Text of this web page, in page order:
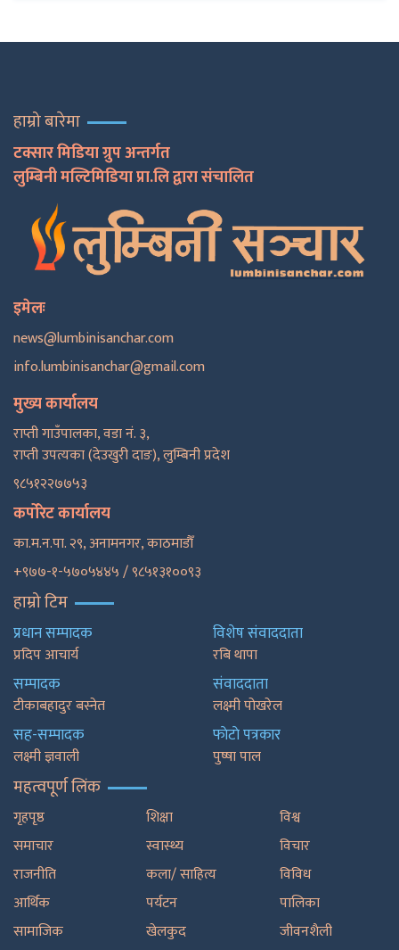
हाम्रो बारेमा
टक्सार मिडिया ग्रुप अन्तर्गत
लुम्बिनी मल्टिमिडिया प्रा.लि द्वारा संचालित
इमेलः
news@lumbinisanchar.com
info.lumbinisanchar@gmail.com
मुख्य कार्यालय
राप्ती गाउँपालका, वडा नं. ३,
राप्ती उपत्यका (देउखुरी दाङ), लुम्बिनी प्रदेश
९८५१२२७७५३
कर्पोरेट कार्यालय
का.म.न.पा. २९, अनामनगर, काठमाडाैँ
+९७७-१-५७०५४४५ / ९८५१३१००९३
हाम्रो टिम
प्रधान सम्पादक
प्रदिप आचार्य
सम्पादक
टीकाबहादुर बस्नेत
सह-सम्पादक
लक्ष्मी ज्ञवाली
विशेष संवाददाता
रबि थापा
संवाददाता
लक्ष्मी पोखरेल
फाेटाे पत्रकार
पुष्षा पाल
महत्वपूर्ण लिंक
गृहपृष्ठ
समाचार
राजनीति
आर्थिक
सामाजिक
शिक्षा
स्वास्थ्य
कला/ साहित्य
पर्यटन
खेलकुद
विश्व
विचार
विविध
पालिका
जीवनशैली